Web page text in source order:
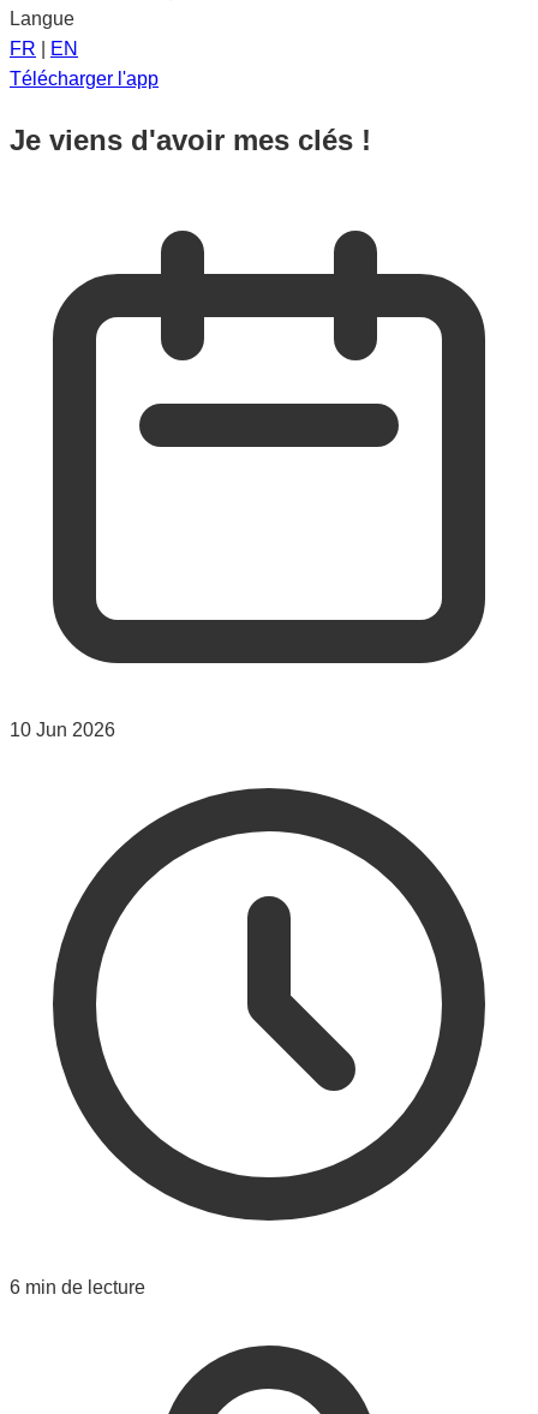
Langue
FR
EN
Télécharger l'app
Je viens d'avoir mes clés !
10 Jun 2026
6 min de lecture